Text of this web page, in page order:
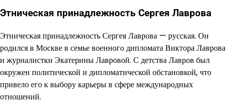
Этническая принадлежность Сергея Лаврова
Этническая принадлежность Сергея Лаврова — русская. Он
родился в Москве в семье военного дипломата Виктора Лаврова
и журналистки Экатерины Лавровой. С детства Лавров был
окружен политической и дипломатической обстановкой, что
привело его к выбору карьеры в сфере международных
отношений.